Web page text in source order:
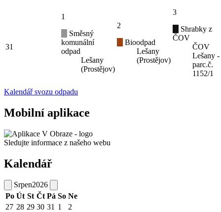
31
1
Směsný
komunální
odpad
Lešany
(Prostějov)
2
Bioodpad
Lešany
(Prostějov)
3
Shrabky z
ČOV
ČOV
Lešany -
parc.č.
1152/1
Kalendář svozu odpadu
Mobilní aplikace
Sledujte informace z našeho webu
Kalendář
Srpen2026
Po Út St Čt Pá So Ne
27 28 29 30 31 1
2